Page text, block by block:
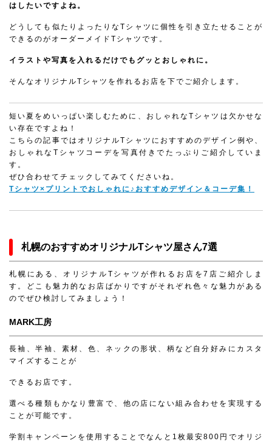
はしたいですよね。
どうしても似たりよったりなTシャツに個性を引き立たせることが
できるのがオーダーメイドTシャツです。
イラストや写真を入れるだけでもグッとおしゃれに。
そんなオリジナルTシャツを作れるお店を下でご紹介します。
短い夏をめいっぱい楽しむために、おしゃれなTシャツは欠かせな
い存在ですよね！
こちらの記事ではオリジナルTシャツにおすすめのデザイン例や、
おしゃれなTシャツコーデを写真付きでたっぷりご紹介していま
す。
ぜひ合わせてチェックしてみてくださいね。
Tシャツ×プリントでおしゃれに♪おすすめデザイン＆コーデ集！
札幌のおすすめオリジナルTシャツ屋さん7選
札幌にある、オリジナルTシャツが作れるお店を7店ご紹介しま
す。どこも魅力的なお店ばかりですがそれぞれ色々な魅力がある
のでぜひ検討してみましょう！
MARK工房
長袖、半袖、素材、色、ネックの形状、柄など自分好みにカスタ
マイズすることが
できるお店です。
選べる種類もかなり豊富で、他の店にない組み合わせを実現する
ことが可能です。
学割キャンペーンを使用することでなんと1枚最安800円でオリジ